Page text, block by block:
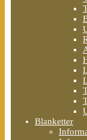
Blanketter